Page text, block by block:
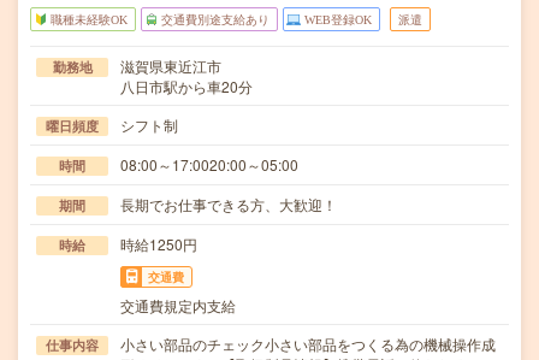
職種未経験OK 交通費別途支給あり WEB登録OK 派遣
勤務地
滋賀県東近江市
八日市駅から車20分
曜日頻度 シフト制
時間 08:00～17:0020:00～05:00
期間 長期でお仕事できる方、大歓迎！
時給 時給1250円
交通費
交通費規定内支給
仕事内容
小さい部品のチェック小さい部品をつくる為の機械操作成